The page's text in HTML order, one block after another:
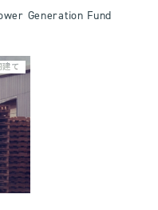
Generation Fund
建て